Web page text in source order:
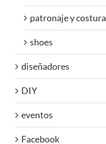
patronaje y costura
shoes
diseñadores
DIY
eventos
Facebook